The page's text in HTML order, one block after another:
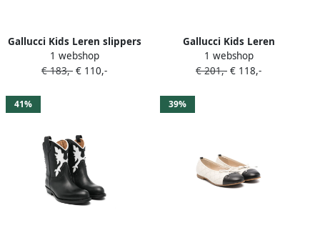
Gallucci Kids Leren slippers
Roze
1 webshop
€ 183,- € 110,-
Gallucci Kids Leren
slingback sandalen Roze
1 webshop
€ 201,- € 118,-
41% 39%